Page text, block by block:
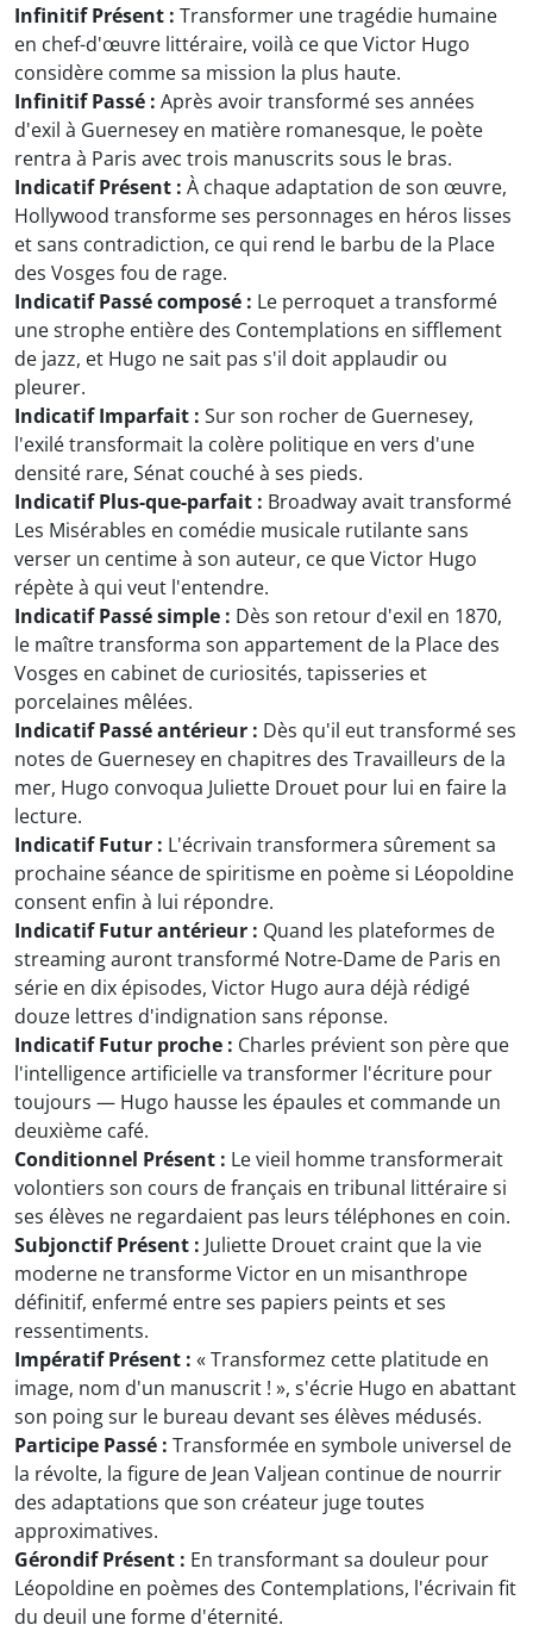
Infinitif Présent : Transformer une tragédie humaine
en chef-d'œuvre littéraire, voilà ce que Victor Hugo
considère comme sa mission la plus haute.
Infinitif Passé : Après avoir transformé ses années
d'exil à Guernesey en matière romanesque, le poète
rentra à Paris avec trois manuscrits sous le bras.
Indicatif Présent : À chaque adaptation de son œuvre,
Hollywood transforme ses personnages en héros lisses
et sans contradiction, ce qui rend le barbu de la Place
des Vosges fou de rage.
Indicatif Passé composé : Le perroquet a transformé
une strophe entière des Contemplations en sifflement
de jazz, et Hugo ne sait pas s'il doit applaudir ou
pleurer.
Indicatif Imparfait : Sur son rocher de Guernesey,
l'exilé transformait la colère politique en vers d'une
densité rare, Sénat couché à ses pieds.
Indicatif Plus-que-parfait : Broadway avait transformé
Les Misérables en comédie musicale rutilante sans
verser un centime à son auteur, ce que Victor Hugo
répète à qui veut l'entendre.
Indicatif Passé simple : Dès son retour d'exil en 1870,
le maître transforma son appartement de la Place des
Vosges en cabinet de curiosités, tapisseries et
porcelaines mêlées.
Indicatif Passé antérieur : Dès qu'il eut transformé ses
notes de Guernesey en chapitres des Travailleurs de la
mer, Hugo convoqua Juliette Drouet pour lui en faire la
lecture.
Indicatif Futur : L'écrivain transformera sûrement sa
prochaine séance de spiritisme en poème si Léopoldine
consent enfin à lui répondre.
Indicatif Futur antérieur : Quand les plateformes de
streaming auront transformé Notre-Dame de Paris en
série en dix épisodes, Victor Hugo aura déjà rédigé
douze lettres d'indignation sans réponse.
Indicatif Futur proche : Charles prévient son père que
l'intelligence artificielle va transformer l'écriture pour
toujours — Hugo hausse les épaules et commande un
deuxième café.
Conditionnel Présent : Le vieil homme transformerait
volontiers son cours de français en tribunal littéraire si
ses élèves ne regardaient pas leurs téléphones en coin.
Subjonctif Présent : Juliette Drouet craint que la vie
moderne ne transforme Victor en un misanthrope
définitif, enfermé entre ses papiers peints et ses
ressentiments.
Impératif Présent : « Transformez cette platitude en
image, nom d'un manuscrit ! », s'écrie Hugo en abattant
son poing sur le bureau devant ses élèves médusés.
Participe Passé : Transformée en symbole universel de
la révolte, la figure de Jean Valjean continue de nourrir
des adaptations que son créateur juge toutes
approximatives.
Gérondif Présent : En transformant sa douleur pour
Léopoldine en poèmes des Contemplations, l'écrivain fit
du deuil une forme d'éternité.